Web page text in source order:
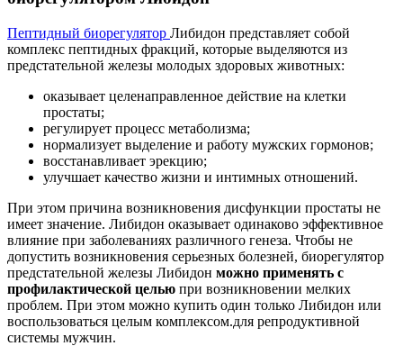
Пептидный биорегулятор Либидон представляет собой
комплекс пептидных фракций, которые выделяются из
предстательной железы молодых здоровых животных:
оказывает целенаправленное действие на клетки
простаты;
регулирует процесс метаболизма;
нормализует выделение и работу мужских гормонов;
восстанавливает эрекцию;
улучшает качество жизни и интимных отношений.
При этом причина возникновения дисфункции простаты не
имеет значение. Либидон оказывает одинаково эффективное
влияние при заболеваниях различного генеза. Чтобы не
допустить возникновения серьезных болезней, биорегулятор
предстательной железы Либидон можно применять с
профилактической целью при возникновении мелких
проблем. При этом можно купить один только Либидон или
воспользоваться целым комплексом.для репродуктивной
системы мужчин.